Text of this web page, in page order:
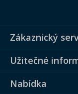
Zákaznický
Užitečné
Nabídka